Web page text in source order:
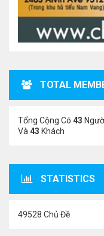
TOTAL
Tổng Cộng Có 43
Và 43 Khách
STATISTICS
49528 Chủ Đề